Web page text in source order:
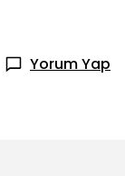
Yorum Yap